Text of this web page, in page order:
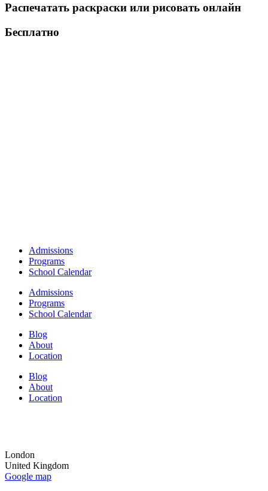
Распечатать раскраски или рисовать онлайн
Бесплатно
Admissions
Programs
School Calendar
Admissions
Programs
School Calendar
Blog
About
Location
Blog
About
Location
London
United Kingdom
Google map